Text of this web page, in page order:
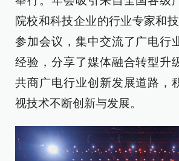
院校和科技企业的行业专家和
参加会议，集中交流了广电行
经验，分享了媒体融合转型升
共商广电行业创新发展道路，
视技术不断创新与发展。